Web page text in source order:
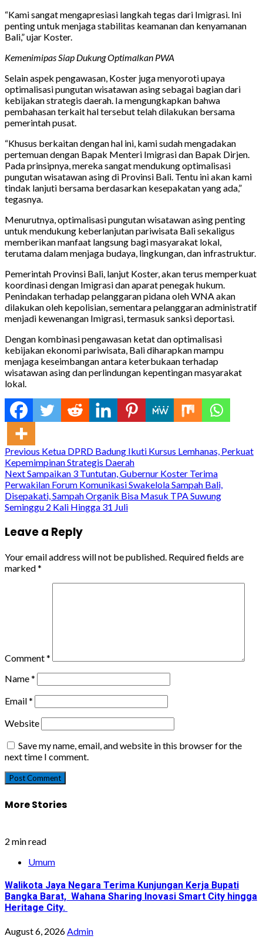
“Kami sangat mengapresiasi langkah tegas dari Imigrasi. Ini
penting untuk menjaga stabilitas keamanan dan kenyamanan
Bali,” ujar Koster.
Kemenimipas Siap Dukung Optimalkan PWA
Selain aspek pengawasan, Koster juga menyoroti upaya
optimalisasi pungutan wisatawan asing sebagai bagian dari
kebijakan strategis daerah. Ia mengungkapkan bahwa
pembahasan terkait hal tersebut telah dilakukan bersama
pemerintah pusat.
“Khusus berkaitan dengan hal ini, kami sudah mengadakan
pertemuan dengan Bapak Menteri Imigrasi dan Bapak Dirjen.
Pada prinsipnya, mereka sangat mendukung optimalisasi
pungutan wisatawan asing di Provinsi Bali. Tentu ini akan kami
tindak lanjuti bersama berdasarkan kesepakatan yang ada,”
tegasnya.
Menurutnya, optimalisasi pungutan wisatawan asing penting
untuk mendukung keberlanjutan pariwisata Bali sekaligus
memberikan manfaat langsung bagi masyarakat lokal,
terutama dalam menjaga budaya, lingkungan, dan infrastruktur.
Pemerintah Provinsi Bali, lanjut Koster, akan terus memperkuat
koordinasi dengan Imigrasi dan aparat penegak hukum.
Penindakan terhadap pelanggaran pidana oleh WNA akan
dilakukan oleh kepolisian, sementara pelanggaran administratif
menjadi kewenangan Imigrasi, termasuk sanksi deportasi.
Dengan kombinasi pengawasan ketat dan optimalisasi
kebijakan ekonomi pariwisata, Bali diharapkan mampu
menjaga keseimbangan antara keterbukaan terhadap
wisatawan asing dan perlindungan kepentingan masyarakat
lokal.
Continue
Reading
Previous Ketua DPRD Badung Ikuti Kursus Lemhanas, Perkuat
Kepemimpinan Strategis Daerah
NextSampaikan 3 Tuntutan, Gubernur Koster Terima
Perwakilan Forum Komunikasi Swakelola Sampah Bali,
Disepakati, Sampah Organik Bisa Masuk TPA Suwung
Seminggu 2 Kali Hingga 31 Juli
Leave a Reply
Your email address will not be published. Required fields are
marked*
Comment*
Name*
Email*
Website
Save my name, email, and website in this browser for the
next time I comment.
More Stories
2 min read
Umum
Walikota Jaya Negara Terima Kunjungan Kerja Bupati
Bangka Barat, Wahana Sharing Inovasi Smart City hingga
Heritage City.
August 6, 2026Admin